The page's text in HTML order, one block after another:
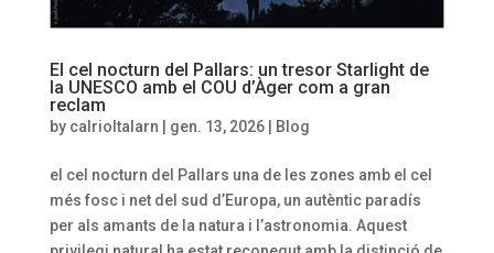
El cel nocturn del Pallars: un tresor Starlight de
la UNESCO amb el COU d’Àger com a gran
reclam
by calrioltalarn gen. 13, 2026| Blog
el cel nocturn del Pallars una de les zones amb el cel
més fosc i net del sud d’Europa, un autèntic paradís
per als amants de la natura i l’astronomia. Aquest